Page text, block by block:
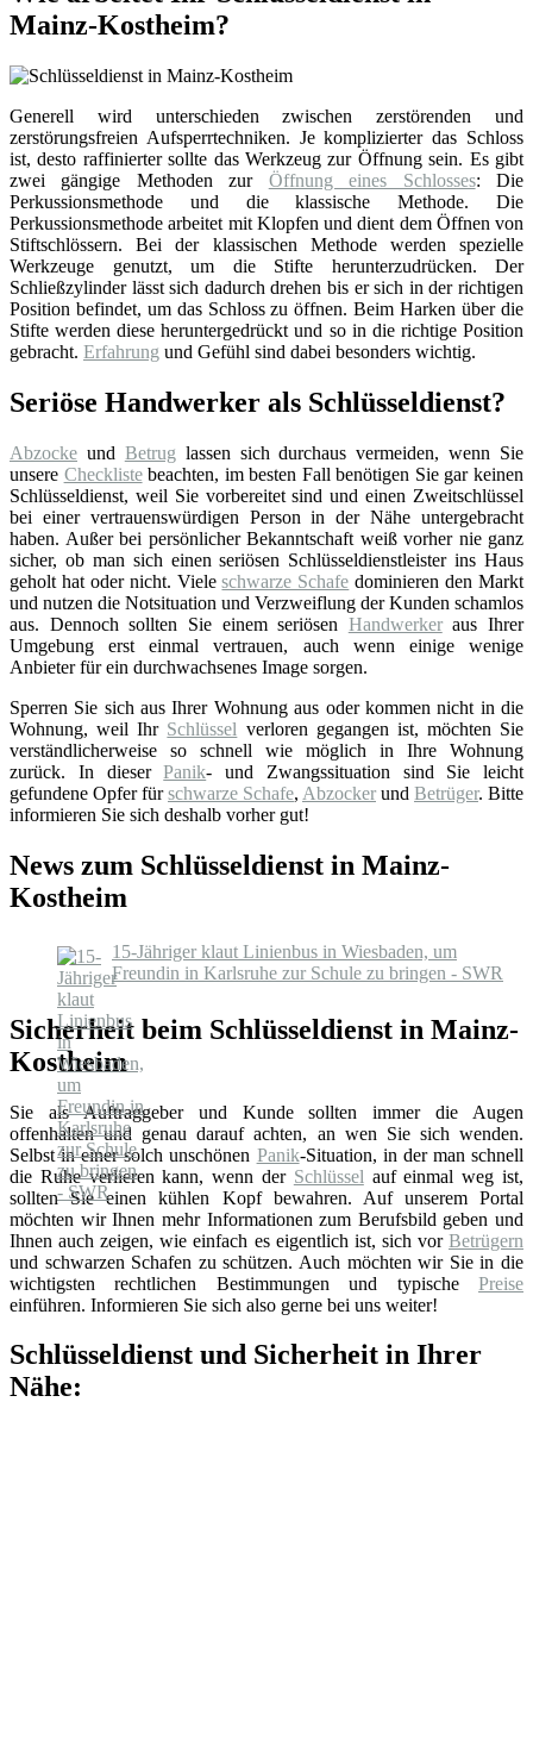
Mainz-Kostheim?
Generell wird unterschieden zwischen zerstörenden und
zerstörungsfreien Aufsperrtechniken. Je komplizierter das Schloss
ist, desto raffinierter sollte das Werkzeug zur Öffnung sein. Es gibt
zwei gängige Methoden zur Öffnung eines Schlosses: Die
Perkussionsmethode und die klassische Methode. Die
Perkussionsmethode arbeitet mit Klopfen und dient dem Öffnen von
Stiftschlössern. Bei der klassischen Methode werden spezielle
Werkzeuge genutzt, um die Stifte herunterzudrücken. Der
Schließzylinder lässt sich dadurch drehen bis er sich in der richtigen
Position befindet, um das Schloss zu öffnen. Beim Harken über die
Stifte werden diese heruntergedrückt und so in die richtige Position
gebracht. Erfahrung und Gefühl sind dabei besonders wichtig.
Seriöse Handwerker als Schlüsseldienst?
Abzocke und Betrug lassen sich durchaus vermeiden, wenn Sie
unsere Checklistebeachten, im besten Fall benötigen Sie gar keinen
Schlüsseldienst, weil Sie vorbereitet sind und einen Zweitschlüssel
bei einer vertrauenswürdigen Person in der Nähe untergebracht
haben. Außer bei persönlicher Bekanntschaft weiß vorher nie ganz
sicher, ob man sich einen seriösen Schlüsseldienstleister ins Haus
geholt hat oder nicht. Vieleschwarze Schafe dominieren den Markt
und nutzen die Notsituation und Verzweiflung der Kunden schamlos
aus. Dennoch sollten Sie einem seriösen Handwerkeraus Ihrer
Umgebung erst einmal vertrauen, auch wenn einige wenige
Anbieter für ein durchwachsenes Image sorgen.
Sperren Sie sich aus Ihrer Wohnung aus oder kommen nicht in die
Wohnung, weil Ihr Schlüssel verloren gegangen ist, möchten Sie
verständlicherweise so schnell wie möglich in Ihre Wohnung
zurück. In dieserPanik- und Zwangssituation sind Sie leicht
gefundene Opfer fürschwarze Schafe, Abzocker und Betrüger. Bitte
informieren Sie sich deshalb vorher gut!
News zum Schlüsseldienst in Mainz-
Kostheim
15-Jähriger klaut Linienbus in Wiesbaden, um
Freundin in Karlsruhe zur Schule zu bringen - SWR
Sicherheit beim Schlüsseldienst in Mainz-
Kostheim
Sie als Auftraggeber und Kunde sollten immer die Augen
offenhalten und genau darauf achten, an wen Sie sich wenden.
Selbst in einer solch unschönen Panik-Situation, in der man schnell
die Ruhe verlieren kann, wenn der Schlüssel auf einmal weg ist,
sollten Sie einen kühlen Kopf bewahren. Auf unserem Portal
möchten wir Ihnen mehr Informationen zum Berufsbild geben und
Ihnen auch zeigen, wie einfach es eigentlich ist, sich vor Betrügern
und schwarzen Schafen zu schützen. Auch möchten wir Sie in die
wichtigsten rechtlichen Bestimmungen und typische Preise
einführen. Informieren Sie sich also gerne bei uns weiter!
Schlüsseldienst und Sicherheit in Ihrer
Nähe: